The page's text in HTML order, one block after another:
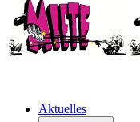
Aktuelles